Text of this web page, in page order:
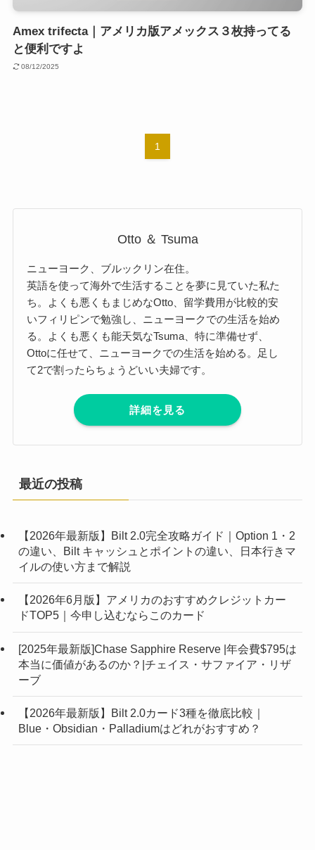
Amex trifecta｜アメリカ版アメックス３枚持ってる
と便利ですよ
08/12/2025
1
Otto ＆ Tsuma
ニューヨーク、ブルックリン在住。
英語を使って海外で生活することを夢に見ていた私た
ち。よくも悪くもまじめなOtto、留学費用が比較的安
いフィリピンで勉強し、ニューヨークでの生活を始め
る。よくも悪くも能天気なTsuma、特に準備せず、
Ottoに任せて、ニューヨークでの生活を始める。足し
て2で割ったらちょうどいい夫婦です。
詳細を見る
最近の投稿
【2026年最新版】Bilt 2.0完全攻略ガイド｜Option 1・2
の違い、Bilt キャッシュとポイントの違い、日本行きマ
イルの使い方まで解説
【2026年6月版】アメリカのおすすめクレジットカー
ドTOP5｜今申し込むならこのカード
[2025年最新版]Chase Sapphire Reserve |年会費$795は
本当に価値があるのか？|チェイス・サファイア・リザ
ーブ
【2026年最新版】Bilt 2.0カード3種を徹底比較｜
Blue・Obsidian・Palladiumはどれがおすすめ？